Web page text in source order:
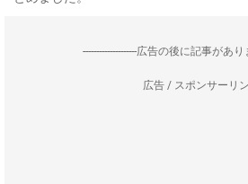
--------------------広告の後に記事があり
広告 / スポンサーリ